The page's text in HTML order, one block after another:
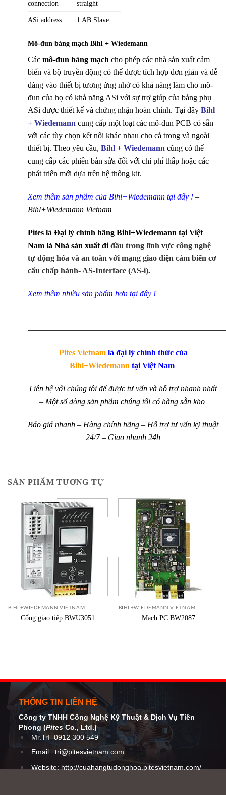
connection straight
ASi address 1 AB Slave
Mô-đun bảng mạch Bihl + Wiedemann
Các mô-đun bảng mạch cho phép các nhà sản xuất cảm
biến và bộ truyền động có thể được tích hợp đơn giản và dễ
dàng vào thiết bị tương ứng nhờ có khả năng làm cho mô-
đun của họ có khả năng ASi với sự trợ giúp của bảng phụ
ASi được thiết kế và chứng nhận hoàn chỉnh. Tại đây Bihl
+ Wiedemann cung cấp một loạt các mô-đun PCB có sẵn
với các tùy chọn kết nối khác nhau cho cả trong và ngoài
thiết bị. Theo yêu cầu, Bihl + Wiedemann cũng có thể
cung cấp các phiên bản sửa đổi với chi phí thấp hoặc các
phát triển mới dựa trên hệ thống kit.
Xem thêm sản phẩm của Bihl+Wiedemann tại đây ! –
Bihl+Wiedemann Vietnam
Pites là Đại lý chính hãng Bihl+Wiedemann tại Việt
Nam là Nhà sản xuất đi đầu trong lĩnh vực công nghệ
tự động hóa và an toàn với mạng giao diện cảm biến cơ
cấu chấp hành- AS-Interface (AS-i).
Xem thêm nhiều sản phẩm hơn tại đây !
Pites Vietnam là đại lý chính thức của
Bihl+Wiedemann tại Việt Nam
Liên hệ với chúng tôi để được tư vấn và hỗ trợ nhanh nhất
– Một số dòng sản phẩm chúng tôi có hàng sẵn kho
Báo giá nhanh – Hàng chính hãng – Hỗ trợ tư vấn kỹ thuật
24/7 – Giao nhanh 24h
SẢN PHẨM TƯƠNG TỰ
BIHL+WIEDEMANN VIETNAM
Cổng giao tiếp BWU3051
BIHL+WIEDEMANN VIETNAM
Mạch PC BW2087
THÔNG TIN LIÊN HỆ
Công ty TNHH Công Nghệ Kỹ Thuật& Dịch Vụ Tiên
Phong (Pites Co., Ltd.)
Mr.Trí 0912 300 549
Email:tri@pitesvietnam.com
Website: http://cuahangtudonghoa.pitesvietnam.com/